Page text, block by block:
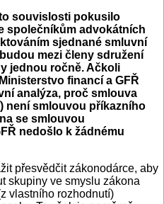
souvislosti pokusilo
společníkům advokátních
sjednané smluvní
mezi členy sdružení
jednou ročně. Ačkoli
financí a GFŘ
analýza, proč smlouva
není smlouvou příkazního
se smlouvou
nedošlo k žádnému
přesvědčit zákonodárce, aby
skupiny ve smyslu zákona
vlastního rozhodnutí)